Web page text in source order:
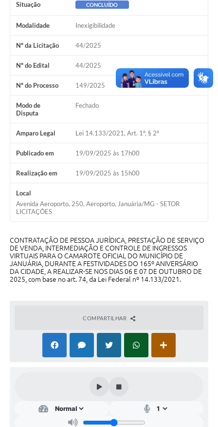
Cavernas do Peruaçu
Galeria de Fotos
Galeria de Vídeos
Diário Oficial
Links
Serviços Online
Enquete
SIC
Contato
Situação CONCLUÍDO
Modalidade Inexigibilidade
Nº da Licitação 44/2025
Nº do Edital 44/2025
Nº do Processo 149/2025
Modo de
Disputa
Fechado
Amparo Legal Lei 14.133/2021, Art. 1º, § 2º
Publicado em 19/09/2025 às 17h00
Realização em 19/09/2025 às 15h00
Local
Avenida Aeroporto, 250, Aeroporto, Januária/MG - SETOR
LICITAÇÕES
CONTRATAÇÃO DE PESSOA JURÍDICA, PRESTAÇÃO DE SERVIÇO
DE VENDA, INTERMEDIAÇÃO E CONTROLE DE INGRESSOS
VIRTUAIS PARA O CAMAROTE OFICIAL DO MUNICÍPIO DE
JANUÁRIA, DURANTE A FESTIVIDADES DO 165º ANIVERSÁRIO
DA CIDADE, A REALIZAR-SE NOS DIAS 06 E 07 DE OUTUBRO DE
2025, com base no art. 74, da Lei Federal nº 14.133/2021.
COMPARTILHAR